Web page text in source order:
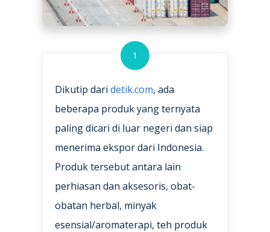
1
Dikutip dari detik.com, ada
beberapa produk yang ternyata
paling dicari di luar negeri dan siap
menerima ekspor dari Indonesia.
Produk tersebut antara lain
perhiasan dan aksesoris, obat-
obatan herbal, minyak
esensial/aromaterapi, teh produk